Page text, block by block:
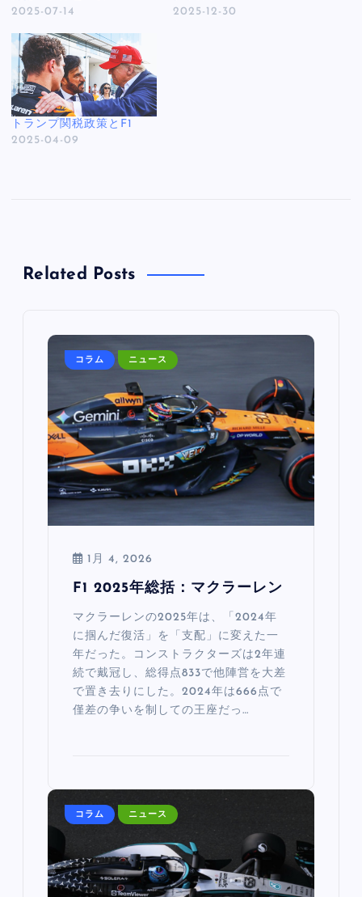
2025-07-14
2025-12-30
トランプ関税政策とF1
2025-04-09
Related Posts
コラム ニュース
1月 4, 2026
F1 2025年総括：マクラーレン
マクラーレンの2025年は、「2024年
に掴んだ復活」を「支配」に変えた一
年だった。コンストラクターズは2年連
続で戴冠し、総得点833で他陣営を大差
で置き去りにした。2024年は666点で
僅差の争いを制しての王座だっ…
コラム ニュース